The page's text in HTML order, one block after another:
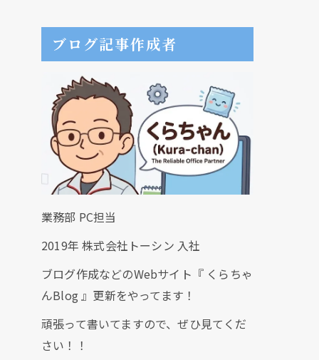
ブログ記事作成者
業務部 PC担当
2019年 株式会社トーシン 入社
ブログ作成などのWebサイト『 くらちゃ
んBlog 』更新をやってます！
頑張って書いてますので、ぜひ見てくだ
さい！！